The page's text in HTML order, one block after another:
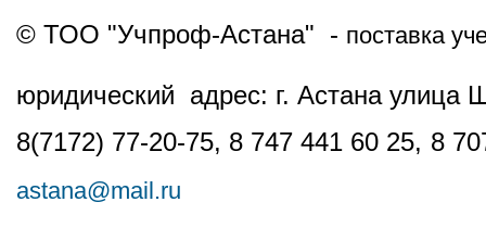
© ТОО "Учпроф-Астана" - поставка
юридический адрес: г. Астана
8(7172) 77-20-75, 8 747 441 60 25, 8
astana@mail.ru